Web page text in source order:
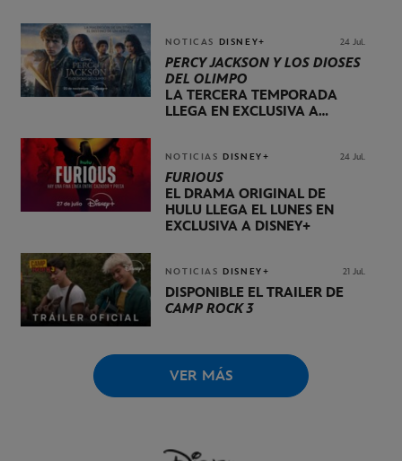
NOTICAS DISNEY+ 24 Jul.
PERCY JACKSON Y LOS DIOSES
DEL OLIMPO
LA TERCERA TEMPORADA
LLEGA EN EXCLUSIVA A
NOTICIAS DISNEY+ 24 Jul.
FURIOUS
EL DRAMA ORIGINAL DE
HULU LLEGA EL LUNES EN
EXCLUSIVA A DISNEY+
NOTICIAS DISNEY+ 21 Jul.
DISPONIBLE EL TRÁILER DE
CAMP ROCK 3
VER MÁS